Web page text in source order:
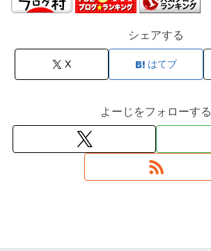
シェアする
X はてブ
よーじをフォローする